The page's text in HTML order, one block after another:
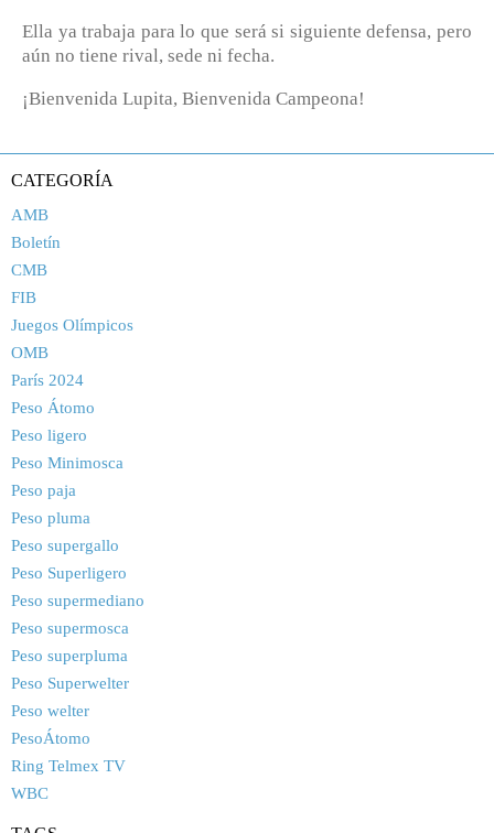
Ella ya trabaja para lo que será si siguiente defensa, pero
aún no tiene rival, sede ni fecha.
¡Bienvenida Lupita, Bienvenida Campeona!
CATEGORÍA
AMB
Boletín
CMB
FIB
Juegos Olímpicos
OMB
París 2024
Peso Átomo
Peso ligero
Peso Minimosca
Peso paja
Peso pluma
Peso supergallo
Peso Superligero
Peso supermediano
Peso supermosca
Peso superpluma
Peso Superwelter
Peso welter
PesoÁtomo
Ring Telmex TV
WBC